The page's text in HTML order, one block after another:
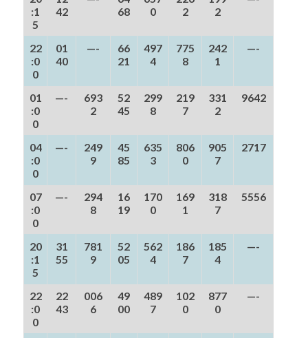
:1
5
42
68
0
2
2
22
:0
0
01
40
—-
66
21
497
4
775
8
242
1
—-
01
:0
0
—-
693
2
52
45
299
8
219
7
331
2
9642
04
:0
0
—-
249
9
45
85
635
3
806
0
905
7
2717
07
:0
0
—-
294
8
16
19
170
0
169
1
318
7
5556
20
:1
5
31
55
781
9
52
05
562
4
186
7
185
4
—-
22
:0
0
22
43
006
6
49
00
489
7
102
0
877
0
—-